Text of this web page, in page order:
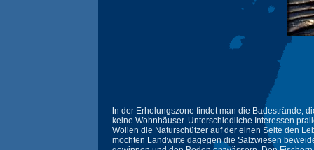
n der Erholungszone findet man die Badestrände,
keine Wohnhäuser. Unterschiedliche Interessen
Wollen die Naturschützer auf der einen Seite den
möchten Landwirte dagegen die Salzwiesen